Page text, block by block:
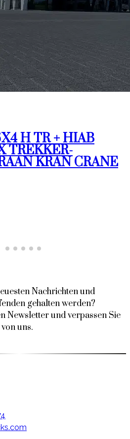
H TR + HIAB
TREKKER-
KRAN CRANE
Nachrichten und
gehalten werden?
Newsletter und verpassen Sie
uns.